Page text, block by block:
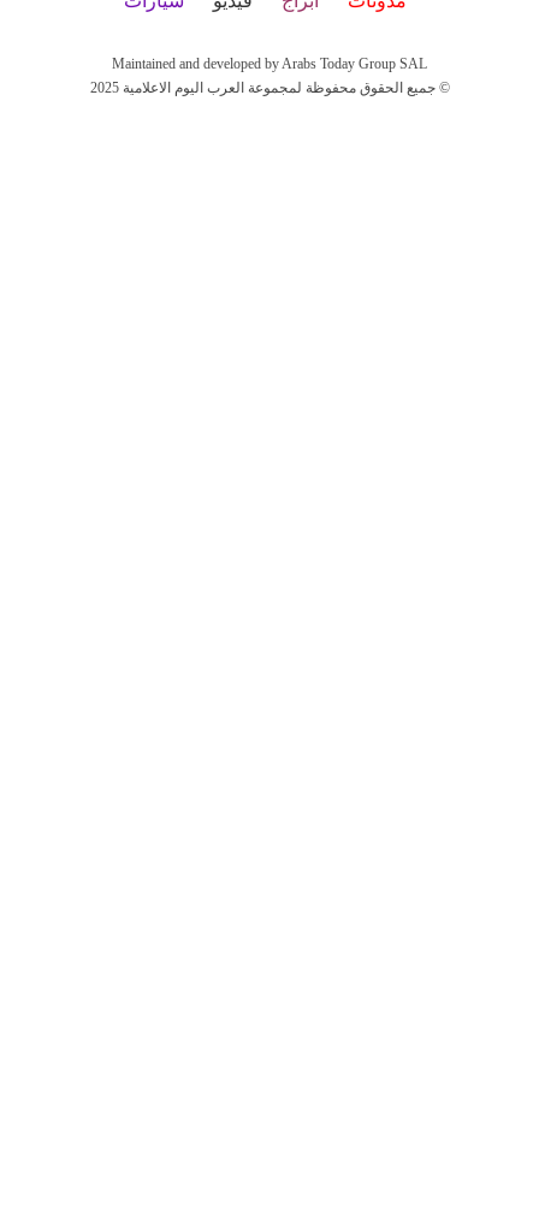
Maintained and developed by Arabs Today Group SAL
جميع الحقوق محفوظة لمجموعة العرب اليوم الاعلامية 2025 ©